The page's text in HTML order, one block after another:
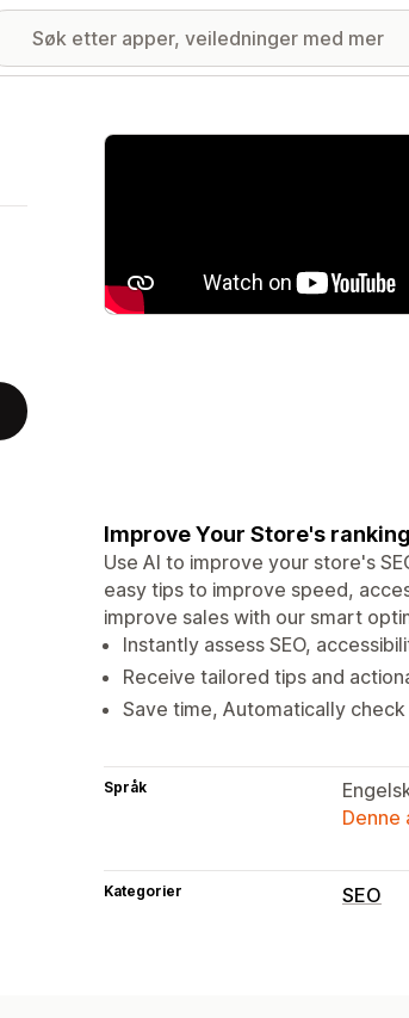
Galleri med fremhevede bilder
Improve Your Store's
Use AI to improve your store's
easy tips to improve speed,
improve sales with our smart
Instantly assess SEO,
Receive tailored tips and
Save time, Automatically
Språk
Denne
Kategorier SEO